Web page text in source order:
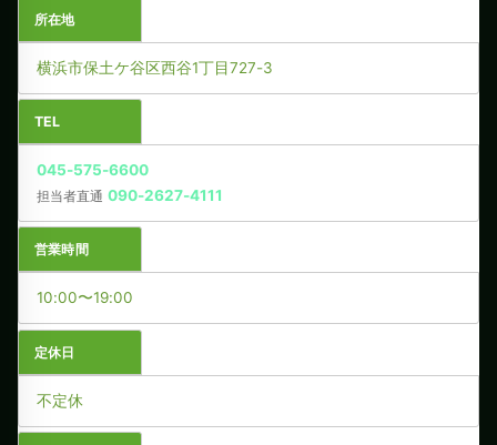
所在地
横浜市保土ケ谷区西谷1丁目727-3
TEL
045-575-6600
担当者直通 090-2627-4111
営業時間
10:00〜19:00
定休日
不定休